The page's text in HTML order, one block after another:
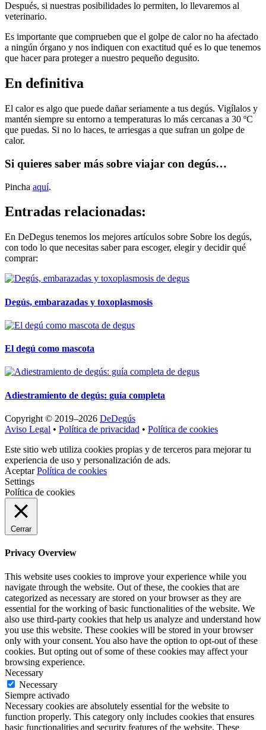
Después, si nuestras posibilidades lo permiten, lo llevaremos al
veterinario.
Es importante que comprueben que el golpe de calor no ha afectado
a ningún órgano y nos indiquen con exactitud qué es lo que tenemos
que hacer para proteger a nuestro pequeño degusito.
En definitiva
El calor es algo que puede dañar seriamente a tus degús. Vigílalos y
mantén siempre su entorno a temperaturas lo más cercanas a 30 ºC
que puedas. Si no lo haces, te arriesgas a que sufran un golpe de
calor.
Si quieres saber más sobre viajar con degús…
Pincha aquí.
Entradas relacionadas:
En DeDegus tenemos los mejores artículos sobre Sobre los degús,
con todo lo que necesitas saber para escoger, elegir y decidir qué
comprar:
Degús, embarazadas y toxoplasmosis
El degú como mascota
Adiestramiento de degús: guía completa
Copyright © 2019–2026 DeDegús
Aviso Legal • Política de privacidad • Política de cookies
Este sitio web utiliza cookies propias y de terceros para mejorar tu
experiencia de uso y personalización de ads.
Aceptar Política de cookies
Settings
Política de cookies
Cerrar
Privacy Overview
This website uses cookies to improve your experience while you
navigate through the website. Out of these, the cookies that are
categorized as necessary are stored on your browser as they are
essential for the working of basic functionalities of the website. We
also use third-party cookies that help us analyze and understand how
you use this website. These cookies will be stored in your browser
only with your consent. You also have the option to opt-out of these
cookies. But opting out of some of these cookies may affect your
browsing experience.
Necessary
Necessary
Siempre activado
Necessary cookies are absolutely essential for the website to
function properly. This category only includes cookies that ensures
basic functionalities and security features of the website. These